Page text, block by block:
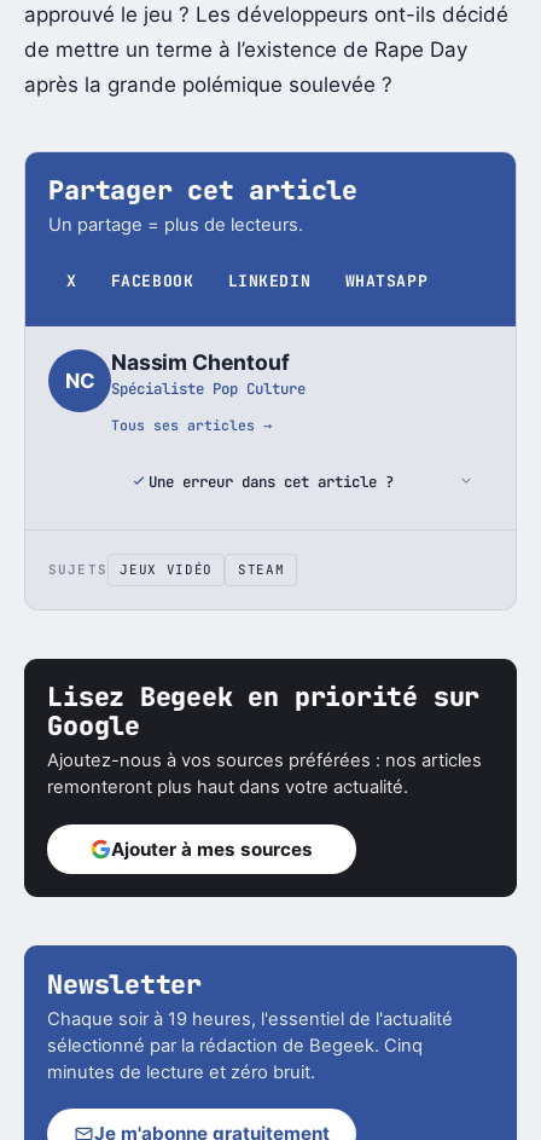
approuvé le jeu ? Les développeurs ont-ils décidé
de mettre un terme à l’existence de Rape Day
après la grande polémique soulevée ?
Partager cet article
Un partage = plus de lecteurs.
X FACEBOOK LINKEDIN WHATSAPP
NC
Nassim Chentouf
Spécialiste Pop Culture
Tous ses articles →
Une erreur dans cet article ?
SUJETS JEUX VIDÉO STEAM
Lisez Begeek en priorité sur
Google
Ajoutez-nous à vos sources préférées : nos articles
remonteront plus haut dans votre actualité.
Ajouter à mes sources
Newsletter
Chaque soir à 19 heures, l'essentiel de l'actualité
sélectionné par la rédaction de Begeek. Cinq
minutes de lecture et zéro bruit.
Je m'abonne gratuitement